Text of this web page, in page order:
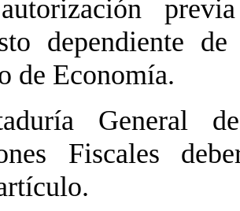
dependiente
de Economía.
General
Fiscales